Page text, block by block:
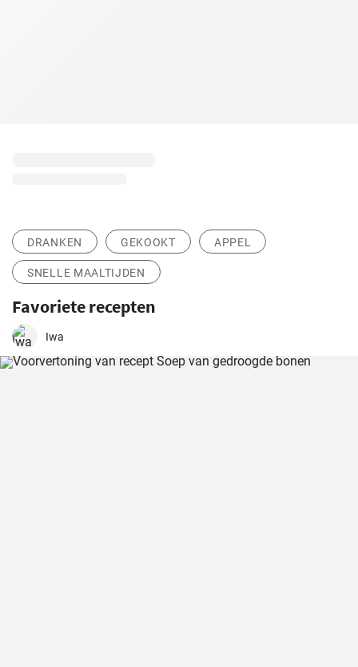
DRANKEN GEKOOKT APPEL
SNELLE MAALTIJDEN
Favoriete recepten
Iwa